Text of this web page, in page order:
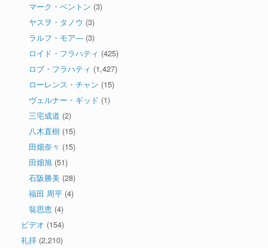
マーク・ベントン (3)
ヤスヲ・タノウ (3)
ラルフ・モア― (3)
ロイド・フラハティ (425)
ロブ・フラハティ (1,427)
ローレンス・チャン (15)
ヴェルナー・ギッド (1)
三宅成道 (2)
八木直樹 (15)
田畑奈々 (15)
田畑旭 (51)
石阪勝美 (28)
福田 周平 (4)
翁思恵 (4)
ビデオ (154)
礼拝 (2,210)